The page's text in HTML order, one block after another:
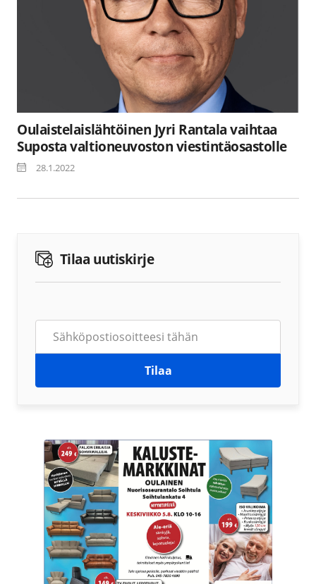
Oulaistelaislähtöinen Jyri Rantala vaihtaa
Suposta valtioneuvoston viestintäosastolle
28.1.2022
Tilaa uutiskirje
Tilaa